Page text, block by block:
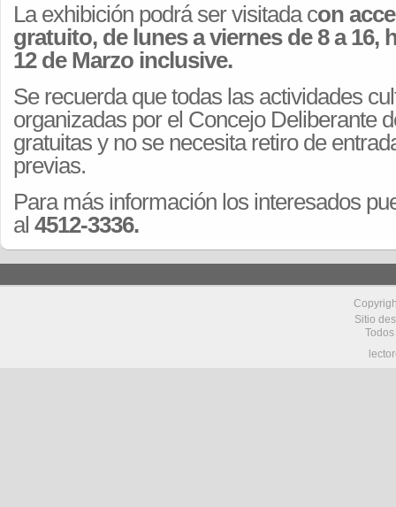
La exhibición podrá ser visitada con
gratuito, de lunes a viernes de 8 a 16,
12 de Marzo inclusive.
Se recuerda que todas las actividades
organizadas por el Concejo Deliberante
gratuitas y no se necesita retiro de
previas.
Para más información los interesados
al 4512-3336.
Sitio